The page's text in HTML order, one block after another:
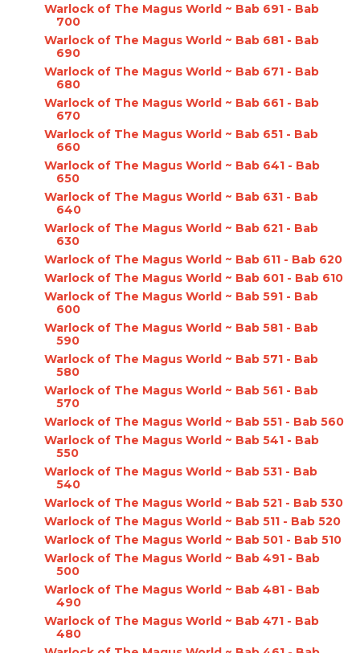
Warlock of The Magus World ~ Bab 691 - Bab
700
Warlock of The Magus World ~ Bab 681 - Bab
690
Warlock of The Magus World ~ Bab 671 - Bab
680
Warlock of The Magus World ~ Bab 661 - Bab
670
Warlock of The Magus World ~ Bab 651 - Bab
660
Warlock of The Magus World ~ Bab 641 - Bab
650
Warlock of The Magus World ~ Bab 631 - Bab
640
Warlock of The Magus World ~ Bab 621 - Bab
630
Warlock of The Magus World ~ Bab 611 - Bab 620
Warlock of The Magus World ~ Bab 601 - Bab 610
Warlock of The Magus World ~ Bab 591 - Bab
600
Warlock of The Magus World ~ Bab 581 - Bab
590
Warlock of The Magus World ~ Bab 571 - Bab
580
Warlock of The Magus World ~ Bab 561 - Bab
570
Warlock of The Magus World ~ Bab 551 - Bab 560
Warlock of The Magus World ~ Bab 541 - Bab
550
Warlock of The Magus World ~ Bab 531 - Bab
540
Warlock of The Magus World ~ Bab 521 - Bab 530
Warlock of The Magus World ~ Bab 511 - Bab 520
Warlock of The Magus World ~ Bab 501 - Bab 510
Warlock of The Magus World ~ Bab 491 - Bab
500
Warlock of The Magus World ~ Bab 481 - Bab
490
Warlock of The Magus World ~ Bab 471 - Bab
480